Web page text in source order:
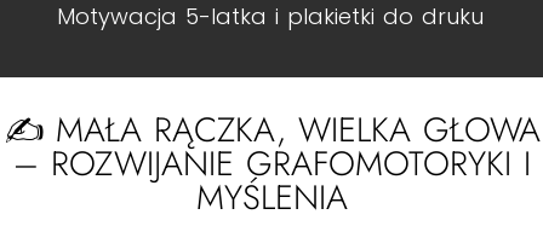
Motywacja 5-latka i plakietki do druku
✍️ MAŁA RĄCZKA, WIELKA GŁOWA
– ROZWIJANIE GRAFOMOTORYKI I
MYŚLENIA